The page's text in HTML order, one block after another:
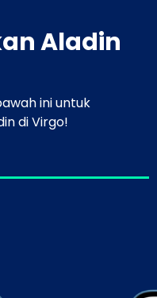
Aladin
ini untuk
di Virgo!